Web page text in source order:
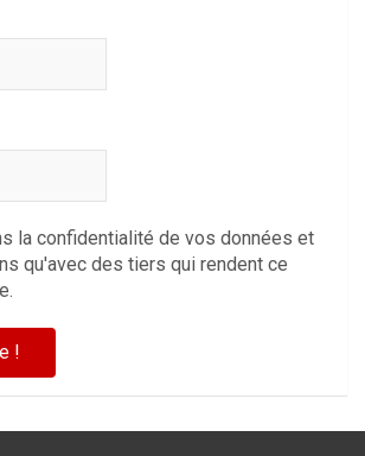
la confidentialité de vos données et
qu'avec des tiers qui rendent ce